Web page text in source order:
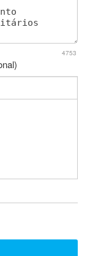
4753